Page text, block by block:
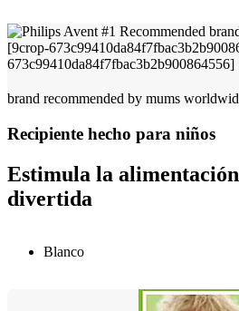
brand recommended by mums
Recipiente hecho para niños
Estimula la
divertida
Blanco